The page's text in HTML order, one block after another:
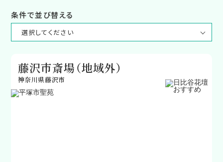
条件で並び替える
藤沢市斎場（地域外）
神奈川県藤沢市